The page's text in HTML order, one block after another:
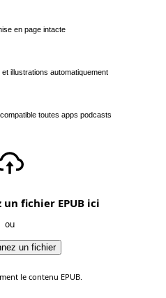
en page intacte
illustrations automatiquement
toutes apps podcasts
un fichier EPUB ici
ou
un fichier
le contenu EPUB.